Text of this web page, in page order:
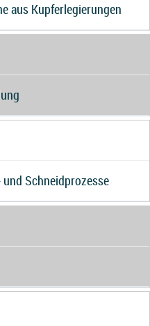
aus Kupferlegierungen
Schneidprozesse